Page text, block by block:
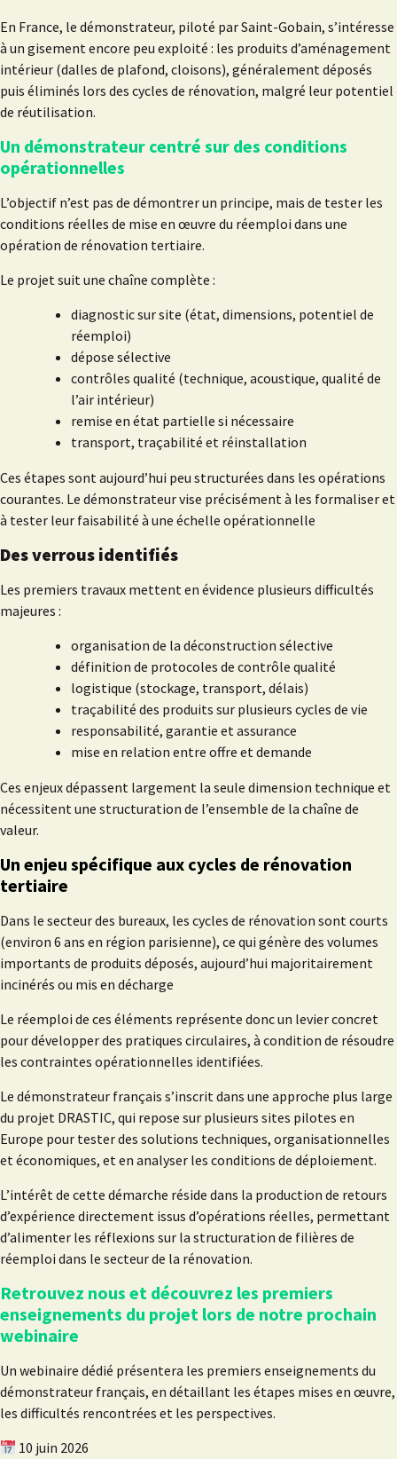
En France, le démonstrateur, piloté par Saint-Gobain, s’intéresse
à un gisement encore peu exploité : les produits d’aménagement
intérieur (dalles de plafond, cloisons), généralement déposés
puis éliminés lors des cycles de rénovation, malgré leur potentiel
de réutilisation.
Un démonstrateur centré sur des conditions
opérationnelles
L’objectif n’est pas de démontrer un principe, mais de tester les
conditions réelles de mise en œuvre du réemploi dans une
opération de rénovation tertiaire.
Le projet suit une chaîne complète :
diagnostic sur site (état, dimensions, potentiel de
réemploi)
dépose sélective
contrôles qualité (technique, acoustique, qualité de
l’air intérieur)
remise en état partielle si nécessaire
transport, traçabilité et réinstallation
Ces étapes sont aujourd’hui peu structurées dans les opérations
courantes. Le démonstrateur vise précisément à les formaliser et
à tester leur faisabilité à une échelle opérationnelle
Des verrous identifiés
Les premiers travaux mettent en évidence plusieurs difficultés
majeures :
organisation de la déconstruction sélective
définition de protocoles de contrôle qualité
logistique (stockage, transport, délais)
traçabilité des produits sur plusieurs cycles de vie
responsabilité, garantie et assurance
mise en relation entre offre et demande
Ces enjeux dépassent largement la seule dimension technique et
nécessitent une structuration de l’ensemble de la chaîne de
valeur.
Un enjeu spécifique aux cycles de rénovation
tertiaire
Dans le secteur des bureaux, les cycles de rénovation sont courts
(environ 6 ans en région parisienne), ce qui génère des volumes
importants de produits déposés, aujourd’hui majoritairement
incinérés ou mis en décharge
Le réemploi de ces éléments représente donc un levier concret
pour développer des pratiques circulaires, à condition de résoudre
les contraintes opérationnelles identifiées.
Le démonstrateur français s’inscrit dans une approche plus large
du projet DRASTIC, qui repose sur plusieurs sites pilotes en
Europe pour tester des solutions techniques, organisationnelles
et économiques, et en analyser les conditions de déploiement.
L’intérêt de cette démarche réside dans la production de retours
d’expérience directement issus d’opérations réelles, permettant
d’alimenter les réflexions sur la structuration de filières de
réemploi dans le secteur de la rénovation.
Retrouvez nous et découvrez les premiers
enseignements du projet lors de notre prochain
webinaire
Un webinaire dédié présentera les premiers enseignements du
démonstrateur français, en détaillant les étapes mises en œuvre,
les difficultés rencontrées et les perspectives.
10 juin 2026